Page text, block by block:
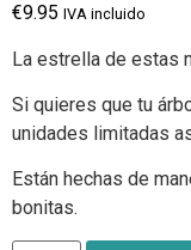
€9.95 IVA incluido
La estrella de estas
Si quieres que tu
unidades limitadas
Están hechas de
bonitas.